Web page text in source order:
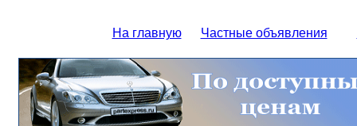
На главную Частные объявления